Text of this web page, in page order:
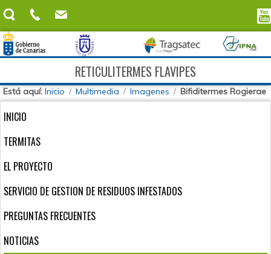
RETICULITERMES FLAVIPES
Está aquí: Inicio Multimedia Imagenes Bifiditermes Rogierae
INICIO
TERMITAS
EL PROYECTO
SERVICIO DE GESTION DE RESIDUOS INFESTADOS
PREGUNTAS FRECUENTES
NOTICIAS